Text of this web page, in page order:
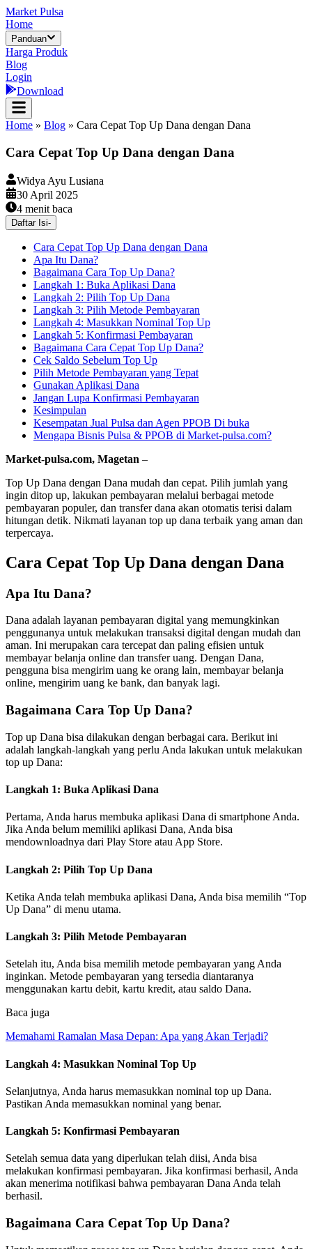
Market Pulsa
Home
Panduan
Harga Produk
Blog
Login
Download
Home » Blog » Cara Cepat Top Up Dana dengan Dana
Cara Cepat Top Up Dana dengan Dana
Widya Ayu Lusiana
30 April 2025
4 menit baca
Daftar Isi-
Cara Cepat Top Up Dana dengan Dana
Apa Itu Dana?
Bagaimana Cara Top Up Dana?
Langkah 1: Buka Aplikasi Dana
Langkah 2: Pilih Top Up Dana
Langkah 3: Pilih Metode Pembayaran
Langkah 4: Masukkan Nominal Top Up
Langkah 5: Konfirmasi Pembayaran
Bagaimana Cara Cepat Top Up Dana?
Cek Saldo Sebelum Top Up
Pilih Metode Pembayaran yang Tepat
Gunakan Aplikasi Dana
Jangan Lupa Konfirmasi Pembayaran
Kesimpulan
Kesempatan Jual Pulsa dan Agen PPOB Di buka
Mengapa Bisnis Pulsa & PPOB di Market-pulsa.com?
Market-pulsa.com, Magetan –
Top Up Dana dengan Dana mudah dan cepat. Pilih jumlah yang
ingin ditop up, lakukan pembayaran melalui berbagai metode
pembayaran populer, dan transfer dana akan otomatis terisi dalam
hitungan detik. Nikmati layanan top up dana terbaik yang aman dan
terpercaya.
Cara Cepat Top Up Dana dengan Dana
Apa Itu Dana?
Dana adalah layanan pembayaran digital yang memungkinkan
penggunanya untuk melakukan transaksi digital dengan mudah dan
aman. Ini merupakan cara tercepat dan paling efisien untuk
membayar belanja online dan transfer uang. Dengan Dana,
pengguna bisa mengirim uang ke orang lain, membayar belanja
online, mengirim uang ke bank, dan banyak lagi.
Bagaimana Cara Top Up Dana?
Top up Dana bisa dilakukan dengan berbagai cara. Berikut ini
adalah langkah-langkah yang perlu Anda lakukan untuk melakukan
top up Dana:
Langkah 1: Buka Aplikasi Dana
Pertama, Anda harus membuka aplikasi Dana di smartphone Anda.
Jika Anda belum memiliki aplikasi Dana, Anda bisa
mendownloadnya dari Play Store atau App Store.
Langkah 2: Pilih Top Up Dana
Ketika Anda telah membuka aplikasi Dana, Anda bisa memilih “Top
Up Dana” di menu utama.
Langkah 3: Pilih Metode Pembayaran
Setelah itu, Anda bisa memilih metode pembayaran yang Anda
inginkan. Metode pembayaran yang tersedia diantaranya
menggunakan kartu debit, kartu kredit, atau saldo Dana.
Baca juga
Memahami Ramalan Masa Depan: Apa yang Akan Terjadi?
Langkah 4: Masukkan Nominal Top Up
Selanjutnya, Anda harus memasukkan nominal top up Dana.
Pastikan Anda memasukkan nominal yang benar.
Langkah 5: Konfirmasi Pembayaran
Setelah semua data yang diperlukan telah diisi, Anda bisa
melakukan konfirmasi pembayaran. Jika konfirmasi berhasil, Anda
akan menerima notifikasi bahwa pembayaran Dana Anda telah
berhasil.
Bagaimana Cara Cepat Top Up Dana?